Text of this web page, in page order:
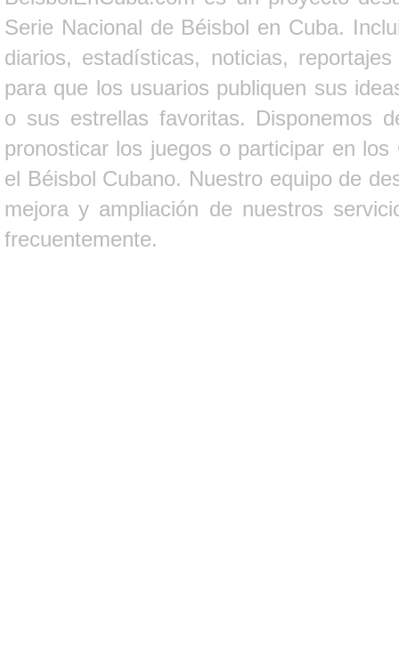
Serie Nacional de Béisbol en Cuba.
diarios, estadísticas, noticias,
para que los usuarios publiquen sus
o sus estrellas favoritas. Disponemos
pronosticar los juegos o participar en
el Béisbol Cubano. Nuestro equipo de
mejora y ampliación de nuestros
frecuentemente.